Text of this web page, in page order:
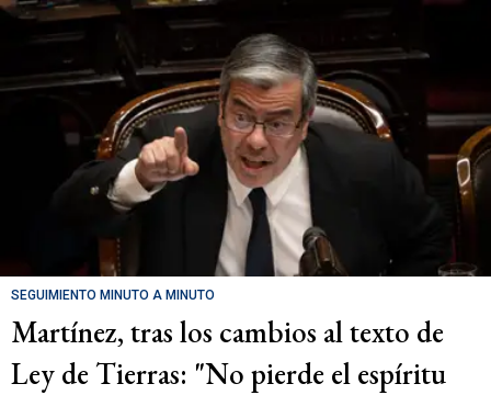
SEGUIMIENTO MINUTO A MINUTO
Martínez, tras los cambios al texto de
Ley de Tierras: "No pierde el espíritu